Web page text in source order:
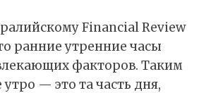
Financial Review
ранние утренние часы
факторов. Таким
— это та часть дня,